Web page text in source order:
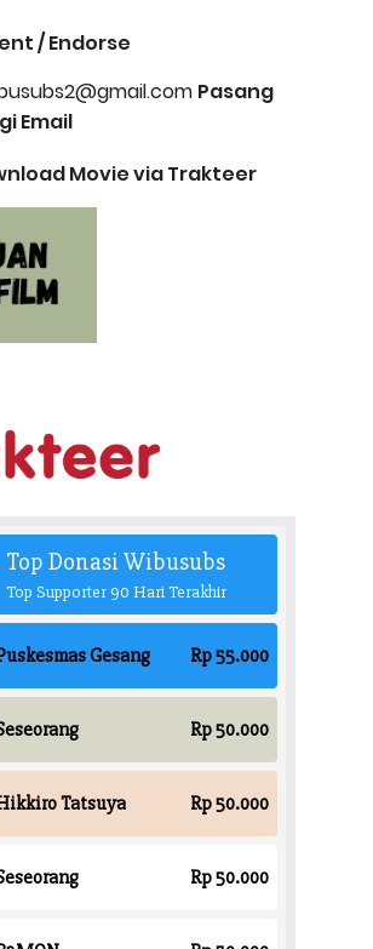
/ Endorse
Pasang
Email
Movie via Trakteer